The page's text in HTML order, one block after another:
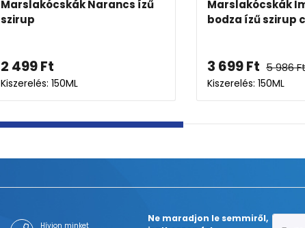
Marslakócskák Narancs ízű
szirup
2 499Ft
Kiszerelés: 150ML
Marslakócskák
bodza ízű szirup
3 699Ft 5 986
Kiszerelés: 150ML
Hívjon minket
Ne maradjon le semmiről,